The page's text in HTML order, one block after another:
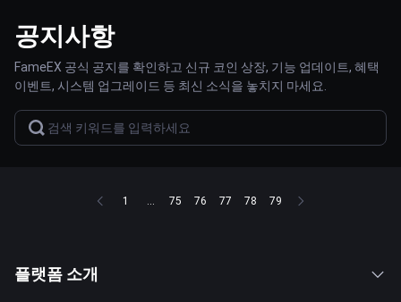
공지사항
FameEX 공식 공지를 확인하고 신규 코인 상장, 기능 업데이트, 혜택
이벤트, 시스템 업그레이드 등 최신 소식을 놓치지 마세요.
1 ... 75 76 77 78 79
플랫폼 소개